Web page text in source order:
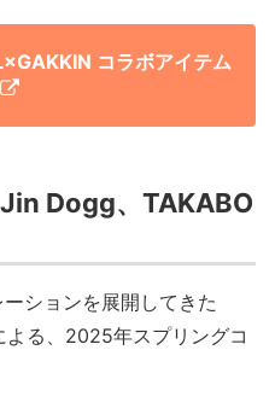
コラボアイテム
Dogg、TAKABO
ションを展開してきた
よる、2025年スプリングコ